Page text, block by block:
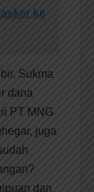
ke
Sukma
dana
PT MNG
juga
dan